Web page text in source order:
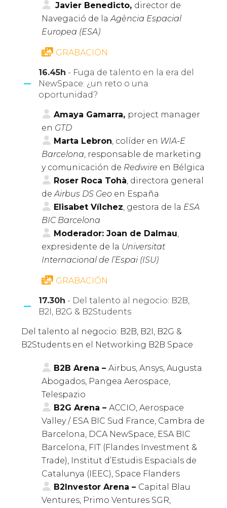
.Javier Benedicto, director de
Navegació de laAgència Espacial
Europea (ESA)
GRABACIÓN
16.45h - Fuga de talento en la era del
NewSpace: ¿un reto o una
oportunidad?
Amaya Gamarra, project manager
en GTD
Marta Lebron, colíder en WIA-E
Barcelona, responsable de marketing
y comunicación de Redwire en Bélgica
Roser Roca Tohà, directora general
deAirbus DS Geo en España
Elisabet Vílchez, gestora de la ESA
BIC Barcelona
Moderador: Joan de Dalmau,
expresidente de la Universitat
Internacional de l’Espai (ISU)
GRABACIÓN
17.30h - Del talento al negocio: B2B,
B2I, B2G & B2Students
Del talento al negocio: B2B, B2I, B2G &
B2Students en el Networking B2B Space
B2B Arena –Airbus, Ansys, Augusta
Abogados, Pangea Aerospace,
Telespazio
B2G Arena –ACCIO, Aerospace
Valley / ESA BIC Sud France, Cambra de
Barcelona, DCA NewSpace, ESA BIC
Barcelona, FIT (Flandes Investment &
Trade), Institut d’Estudis Espacials de
Catalunya (IEEC), Space Flanders
B2Investor Arena – Capital Blau
Ventures, Primo Ventures SGR,